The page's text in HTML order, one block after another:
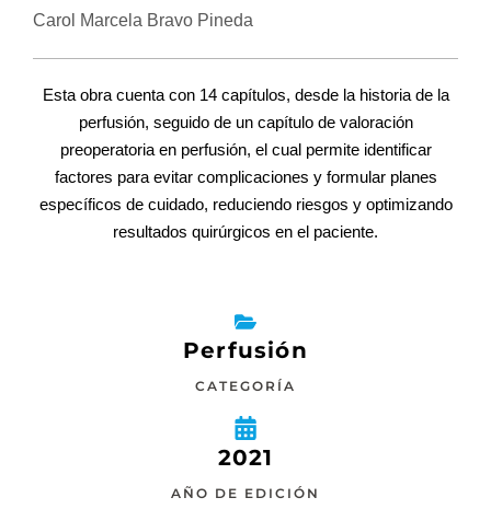
Carol Marcela Bravo Pineda
Esta obra cuenta con 14 capítulos, desde la historia de la
perfusión, seguido de un capítulo de valoración
preoperatoria en perfusión, el cual permite identificar
factores para evitar complicaciones y formular planes
específicos de cuidado, reduciendo riesgos y optimizando
resultados quirúrgicos en el paciente.
Perfusión
CATEGORÍA
2021
AÑO DE EDICIÓN